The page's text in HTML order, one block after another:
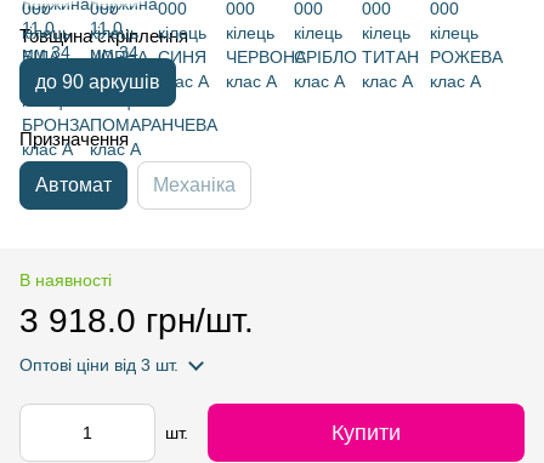
Товщина скріплення
до 90 аркушів
Призначення
Автомат Механіка
В наявності
3 918.0 грн/шт.
Оптові ціни від 3 шт.
шт. Купити